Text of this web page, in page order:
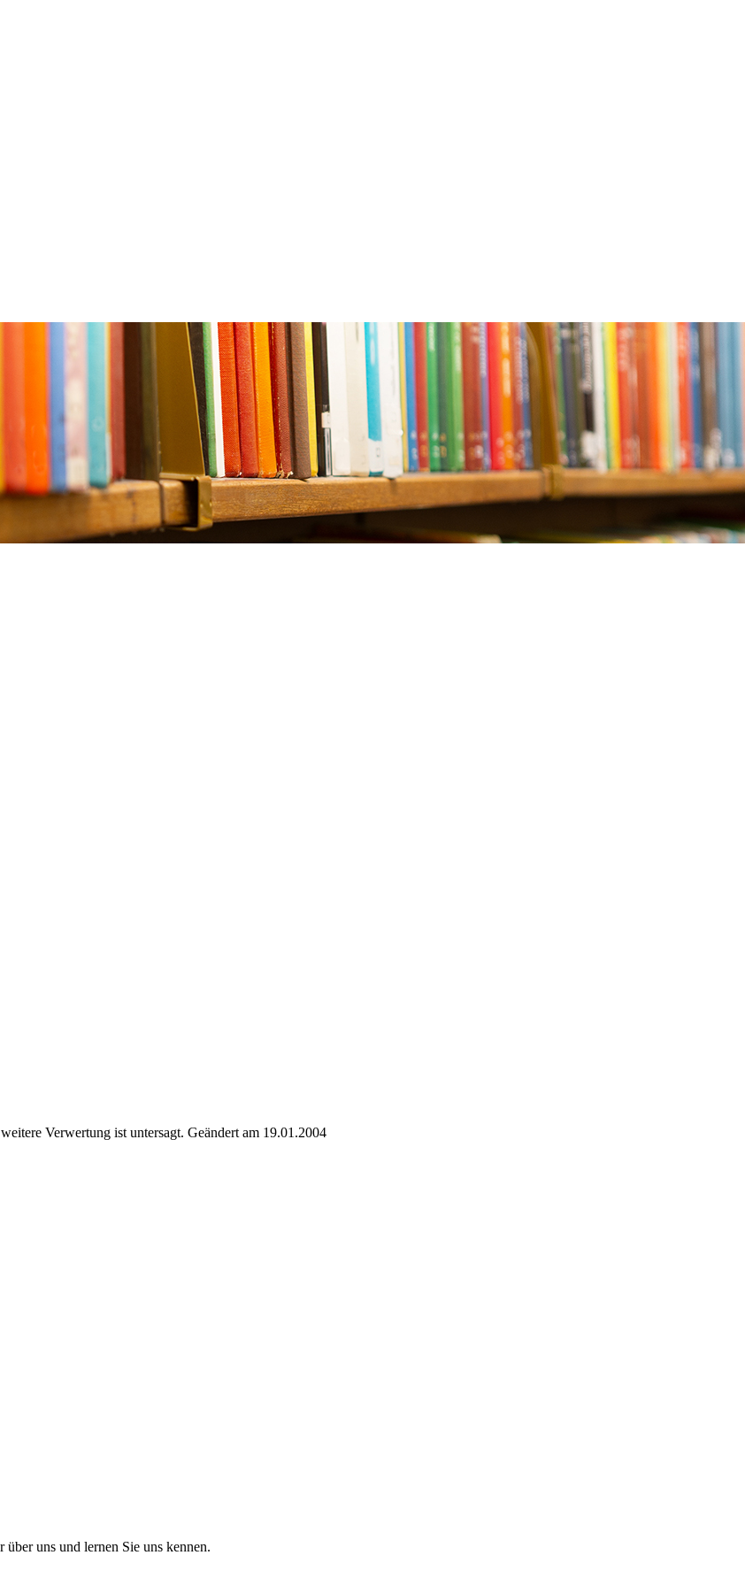
Verwertung ist untersagt. Geändert am 19.01.2004
uns und lernen Sie uns kennen.